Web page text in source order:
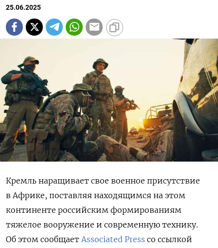
25.06.2025
Кремль наращивает свое военное присутствие
в Африке, поставляя находящимся на этом
континенте российским формированиям
тяжелое вооружение и современную технику.
Об этом сообщает Associated Press со ссылкой